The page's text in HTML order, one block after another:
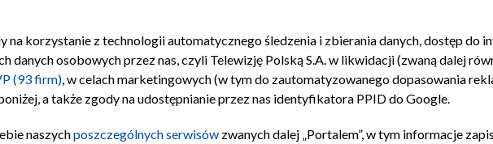
Polityka prywatności Moje zgody Pomoc Biuro reklamy Kontakt
korzystanie z technologii automatycznego śledzenia i zbierania danych, dostęp do
osobowych przez nas, czyli Telewizję Polską S.A. w likwidacji (zwaną dalej
(93 firm), w celach marketingowych (w tym do zautomatyzowanego dopasowania
a także zgody na udostępnianie przez nas identyfikatora PPID do Google.
naszychposzczególnych serwisów zwanych dalej „Portalem”, w tym informacje